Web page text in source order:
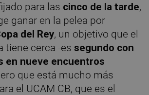
para las cinco de la tarde,
ganar en la pelea por
del Rey, un objetivo que el
tiene cerca -essegundo con
en nueve encuentros
que está mucho más
el UCAM CB, que es el